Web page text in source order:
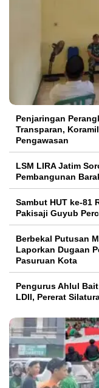
Penjaringan
Transparan,
Pengawasan
LSM LIRA Jatim
Pembangunan
Sambut HUT ke-81
Pakisaji Guyub
Berbekal Putusan
Laporkan Dugaan
Pasuruan Kota
Pengurus Ahlul
LDII, Pererat